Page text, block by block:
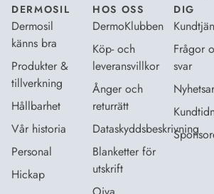
DERMOSIL
Dermosil
känns bra
Produkter &
tillverkning
Hållbarhet
Vår historia
Personal
Hickap
HOS OSS
DermoKlubben
Köp- och
leveransvillkor
Ånger och
returrätt
Dataskyddsbeskrivning
Blanketter för
utskrift
DIG
Frågor
svar